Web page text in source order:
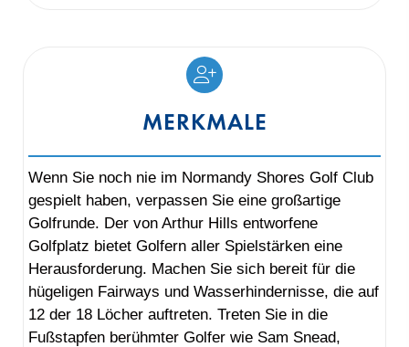
MERKMALE
Wenn Sie noch nie im Normandy Shores Golf Club
gespielt haben, verpassen Sie eine großartige
Golfrunde. Der von Arthur Hills entworfene
Golfplatz bietet Golfern aller Spielstärken eine
Herausforderung. Machen Sie sich bereit für die
hügeligen Fairways und Wasserhindernisse, die auf
12 der 18 Löcher auftreten. Treten Sie in die
Fußstapfen berühmter Golfer wie Sam Snead,